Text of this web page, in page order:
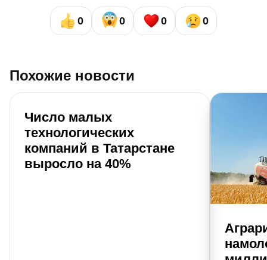
0 0 0 0
Похожие новости
Число малых
технологических
компаний в Татарстане
выросло на 40%